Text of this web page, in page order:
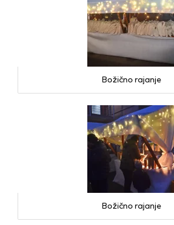
Božično rajanje
Božično rajanje